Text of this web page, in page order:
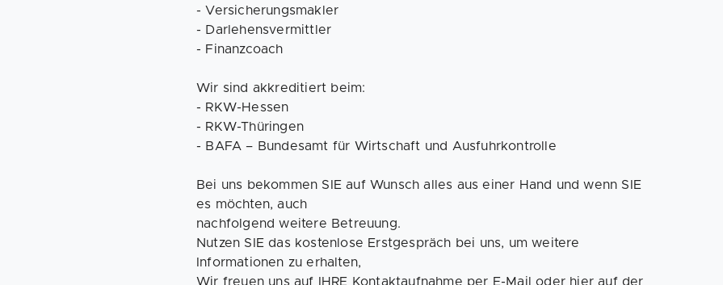
- Versicherungsmakler
- Darlehensvermittler
- Finanzcoach
Wir sind akkreditiert beim:
- RKW-Hessen
- RKW-Thüringen
- BAFA – Bundesamt für Wirtschaft und Ausfuhrkontrolle
Bei uns bekommen SIE auf Wunsch alles aus einer Hand und wenn SIE
es möchten, auch
nachfolgend weitere Betreuung.
Nutzen SIE das kostenlose Erstgespräch bei uns, um weitere
Informationen zu erhalten,
Wir freuen uns auf IHRE Kontaktaufnahme per E-Mail oder hier auf der